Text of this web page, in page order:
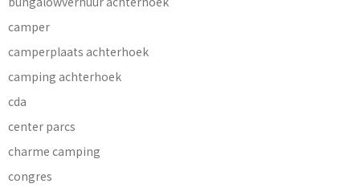
camper
camperplaats achterhoek
camping achterhoek
cda
center parcs
charme camping
congres